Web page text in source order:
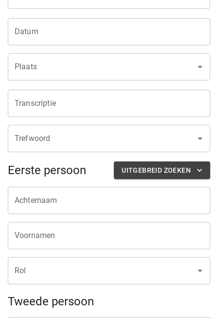
Datum
Plaats
Transcriptie
Trefwoord
Eerste persoon UITGEBREID ZOEKEN
Achternaam
Voornamen
Rol
Tweede persoon